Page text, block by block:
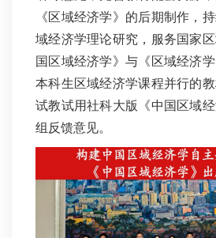
《区域经济学》的后期制作，
域经济学理论研究，服务国家
国区域经济学》与《区域经济
本科生区域经济学课程并行的
试教试用社科大版《中国区域
组反馈意见。